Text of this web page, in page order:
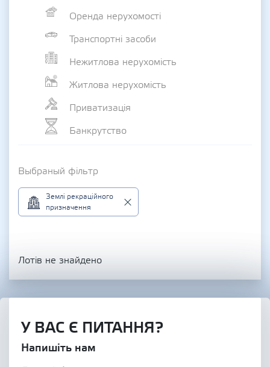
Оренда нерухомості
Транспортні засоби
Нежитлова нерухомість
Житлова нерухомість
Приватизація
Банкрутство
Выбраный фільтр
Землі рекраційного
призначення
Лотів не знайдено
У ВАС Є ПИТАННЯ?
Напишіть нам